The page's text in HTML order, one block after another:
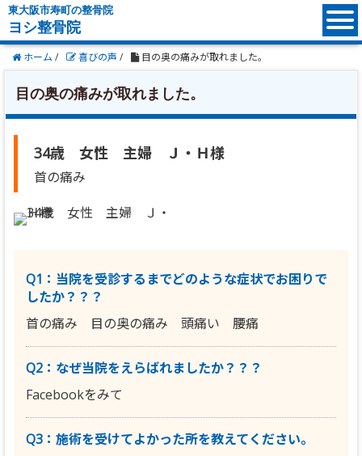
東大阪市寿町の整骨院
ヨシ整骨院
ホーム / 喜びの声 / 目の奥の痛みが取れました。
目の奥の痛みが取れました。
34歳 女性 主婦 Ｊ・Ｈ様
首の痛み
Q1：当院を受診するまでどのような症状でお困りで
したか？？？
首の痛み 目の奥の痛み 頭痛い 腰痛
Q2：なぜ当院をえらばれましたか？？？
Facebookをみて
Q3：施術を受けてよかった所を教えてください。